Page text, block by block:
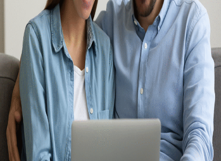
outils
pour
le
financement
Devenir
propriétaire
:
UNE
EXCELLENTE
DÉCISION